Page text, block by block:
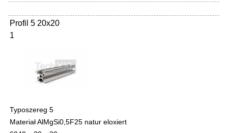
Profil 5 20x20
1
Typoszereg 5
Materiał AlMgSi0,5F25 natur eloxiert